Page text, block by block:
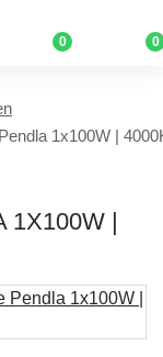
0 0
1x100W |
1X100W |